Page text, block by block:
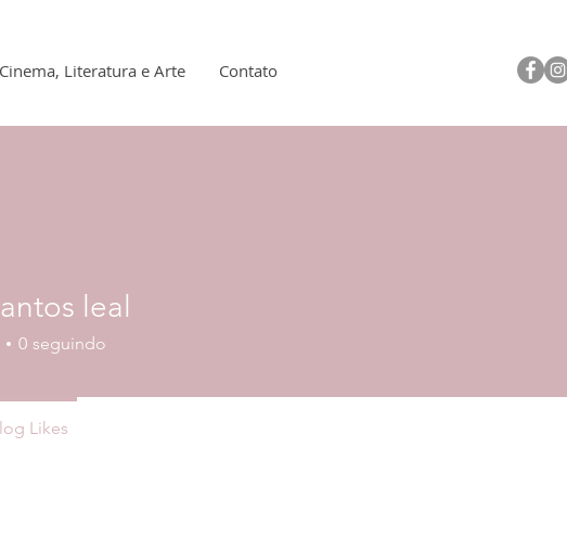
Literatura e Arte Contato
lealleal
0 seguindo
Likes